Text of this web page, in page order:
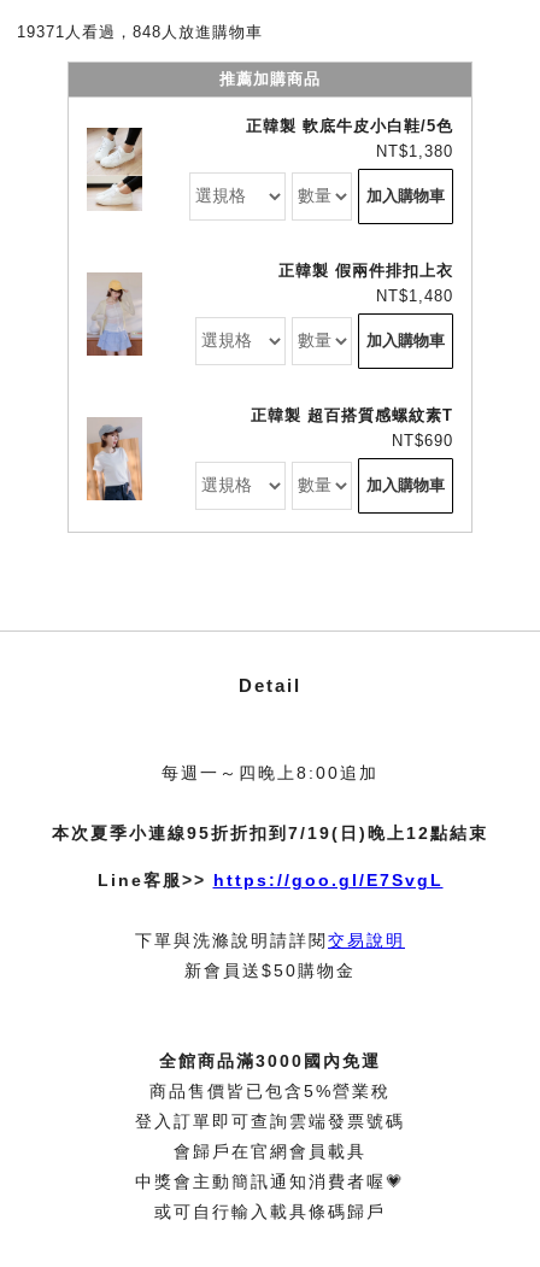
19371人看過，848人放進購物車
推薦加購商品
正韓製 軟底牛皮小白鞋/5色
NT$1,380
加入購物車
正韓製 假兩件排扣上衣
NT$1,480
加入購物車
正韓製 超百搭質感螺紋素T
NT$690
加入購物車
Detail
每週一～四晚上8:00追加
本次夏季小連線95折折扣到7/19(日)晚上12點結束
Line客服>> https://goo.gl/E7SvgL
下單與洗滌說明請詳閱交易說明
新會員送$50購物金
全館商品滿3000國內免運
商品售價皆已包含5%營業稅
登入訂單即可查詢雲端發票號碼
會歸戶在官網會員載具
中獎會主動簡訊通知消費者喔💗
或可自行輸入載具條碼歸戶